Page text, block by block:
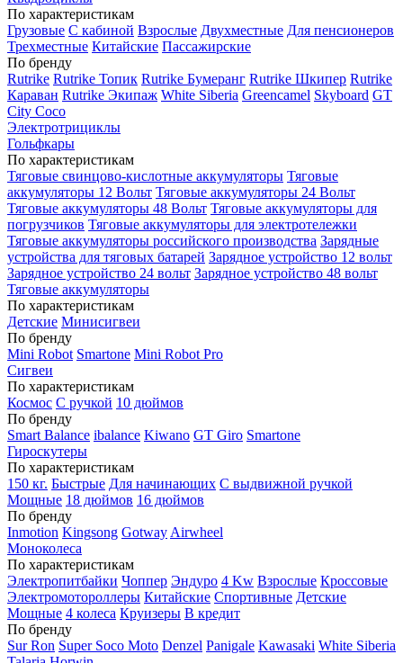
По характеристикам
Грузовые С кабиной Взрослые Двухместные Для пенсионеров
Трехместные Китайские Пассажирские
По бренду
Rutrike Rutrike Топик Rutrike Бумеранг Rutrike Шкипер Rutrike
Караван Rutrike Экипаж White Siberia Greencamel Skyboard GT
City Coco
Электротрициклы
Гольфкары
По характеристикам
Тяговые свинцово-кислотные аккумуляторы Тяговые
аккумуляторы 12 Вольт Тяговые аккумуляторы 24 Вольт
Тяговые аккумуляторы 48 Вольт Тяговые аккумуляторы для
погрузчиков Тяговые аккумуляторы для электротележки
Тяговые аккумуляторы российского производства Зарядные
устройства для тяговых батарей Зарядное устройство 12 вольт
Зарядное устройство 24 вольт Зарядное устройство 48 вольт
Тяговые аккумуляторы
По характеристикам
Детские Минисигвеи
По бренду
Mini Robot Smartone Mini Robot Pro
Сигвеи
По характеристикам
Космос С ручкой 10 дюймов
По бренду
Smart Balance ibalance Kiwano GT Giro Smartone
Гироскутеры
По характеристикам
150 кг. Быстрые Для начинающих С выдвижной ручкой
Мощные 18 дюймов 16 дюймов
По бренду
Inmotion Kingsong Gotway Airwheel
Моноколеса
По характеристикам
Электропитбайки Чоппер Эндуро 4 Kw Взрослые Кроссовые
Электромотороллеры Китайские Спортивные Детские
Мощные 4 колеса Круизеры В кредит
По бренду
Sur Ron Super Soco Moto Denzel Panigale Kawasaki White Siberia